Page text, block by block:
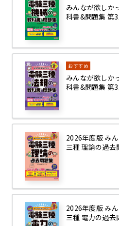
みんなが欲しか
科書&問題集 第
おすすめ
みんなが欲しか
科書&問題集 第
2026年度版 み
三種 理論の過去
2026年度版 み
三種 電力の過去